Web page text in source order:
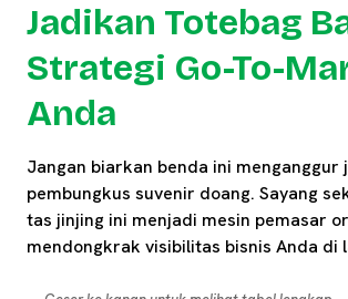
Jadikan Totebag
Strategi Go-To-
Anda
Jangan biarkan benda ini menganggur
pembungkus suvenir doang. Sayang
tas jinjing ini menjadi mesin pemasar
mendongkrak visibilitas bisnis Anda di